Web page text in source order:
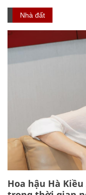
Nhà đất
Hoa hậu Hà